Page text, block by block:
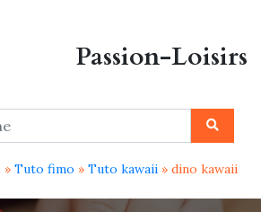
Passion-Loisirs
» Tuto fimo » Tuto kawaii » dino kawaii